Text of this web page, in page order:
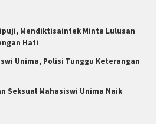
Mendiktisaintek Minta Lulusan
Hati
Unima, Polisi Tunggu Keterangan
Seksual Mahasiswi Unima Naik